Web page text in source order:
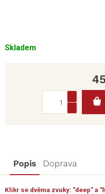
Skladem
Popis Doprava
Klikr se dvěma zvuky: "deep" a